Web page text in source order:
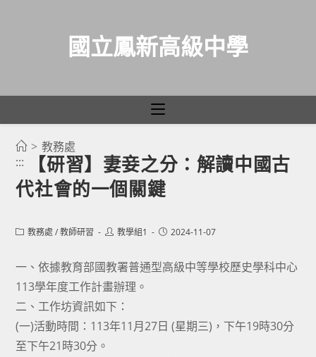
國立鳳新高級中學
> 教務處
:::
【研習】妻妾之分：解讀中國古
代社會的一個關鍵
Post教務處 / 教師研習
Post教學組1
Post2024-11-07
一、依據教育部國教署普通型高級中等學校歷史學科中心
113學年度工作計畫辦理。
二、工作坊資訊如下：
(一)活動時間：113年11月27日 (星期三)，下午19時30分
至下午21時30分。